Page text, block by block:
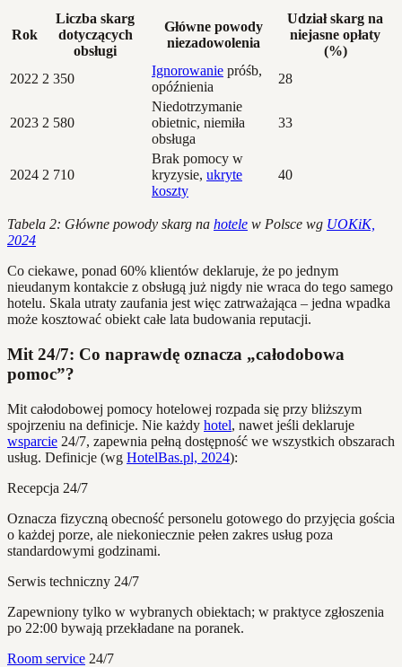
Rok
Liczba skarg
dotyczących
obsługi
Główne powody
niezadowolenia
Udział skarg na
niejasne opłaty
(%)
2022 2 350
Ignorowanie próśb,
opóźnienia
28
2023 2 580
Niedotrzymanie
obietnic, niemiła
obsługa
33
2024 2 710
Brak pomocy w
kryzysie, ukryte
koszty
40
Tabela 2: Główne powody skarg na hotele w Polsce wg UOKiK,
2024
Co ciekawe, ponad 60% klientów deklaruje, że po jednym
nieudanym kontakcie z obsługą już nigdy nie wraca do tego samego
hotelu. Skala utraty zaufania jest więc zatrważająca – jedna wpadka
może kosztować obiekt całe lata budowania reputacji.
Mit 24/7: Co naprawdę oznacza „całodobowa
pomoc”?
Mit całodobowej pomocy hotelowej rozpada się przy bliższym
spojrzeniu na definicje. Nie każdy hotel, nawet jeśli deklaruje
wsparcie 24/7, zapewnia pełną dostępność we wszystkich obszarach
usług. Definicje (wg HotelBas.pl, 2024):
Recepcja 24/7
Oznacza fizyczną obecność personelu gotowego do przyjęcia gościa
o każdej porze, ale niekoniecznie pełen zakres usług poza
standardowymi godzinami.
Serwis techniczny 24/7
Zapewniony tylko w wybranych obiektach; w praktyce zgłoszenia
po 22:00 bywają przekładane na poranek.
Room service 24/7